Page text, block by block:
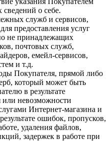
сведений о себе.
служб и сервисов,
предоставления услуг
не принадлежащих
почтовых служб,
емейл-сервисов,
и т.д.
Покупателя, прямой либо
который может быть
в результате
или невозможности
Интернет-магазина и
ошибок, пропусков,
удаления файлов,
задержек в работе при